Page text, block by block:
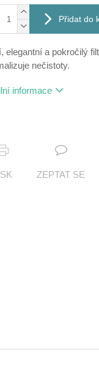
Přidat do
elegantní a pokročilý
nečistoty.
informace
ZEPTAT SE